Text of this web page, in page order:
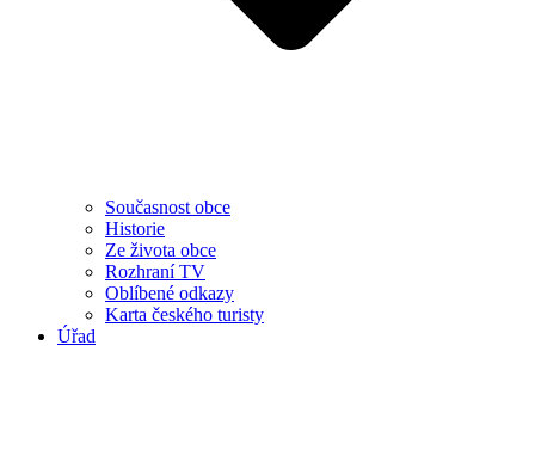
Současnost obce
Historie
Ze života obce
Rozhraní TV
Oblíbené odkazy
Karta českého turisty
Úřad